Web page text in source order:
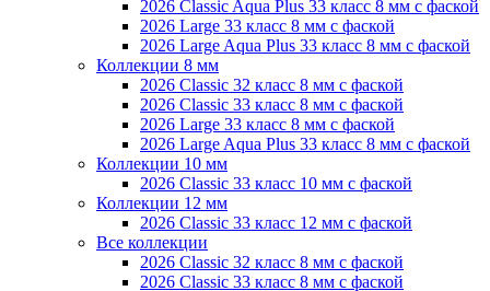
2026 Classic Aqua Plus 33 класс 8 мм с фаской
2026 Large 33 класс 8 мм с фаской
2026 Large Aqua Plus 33 класс 8 мм с фаской
Коллекции 8 мм
2026 Classic 32 класс 8 мм с фаской
2026 Classic 33 класс 8 мм с фаской
2026 Large 33 класс 8 мм с фаской
2026 Large Aqua Plus 33 класс 8 мм с фаской
Коллекции 10 мм
2026 Classic 33 класс 10 мм с фаской
Коллекции 12 мм
2026 Classic 33 класс 12 мм с фаской
Все коллекции
2026 Classic 32 класс 8 мм с фаской
2026 Classic 33 класс 8 мм с фаской